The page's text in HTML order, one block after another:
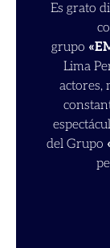
Es grato
grupo
Lima
actores,
del Grupo